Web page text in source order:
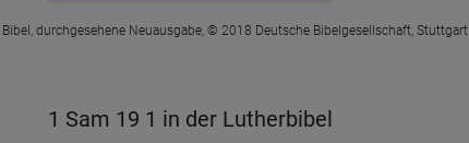
durchgesehene Neuausgabe, © 2018 Deutsche Bibelgesellschaft, Stuttgart
1 Sam 19 1 in der Lutherbibel